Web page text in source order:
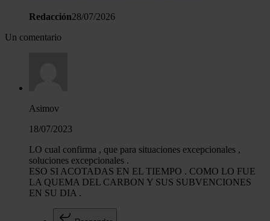
Redacción28/07/2026
Un comentario
Asimov
18/07/2023
LO cual confirma , que para situaciones excepcionales ,
soluciones excepcionales .
ESO SI ACOTADAS EN EL TIEMPO . COMO LO FUE
LA QUEMA DEL CARBON Y SUS SUBVENCIONES
EN SU DIA .